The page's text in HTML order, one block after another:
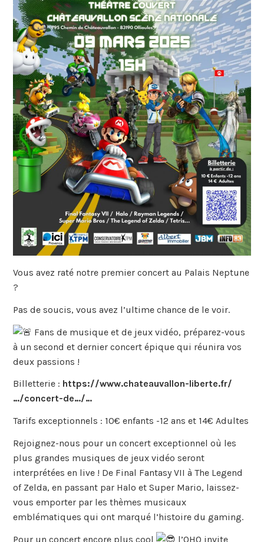
Vous avez raté notre premier concert au Palais Neptune
?
Pas de soucis, vous avez l’ultime chance de le voir.
Fans de musique et de jeux vidéo, préparez-vous
à un second et dernier concert épique qui réunira vos
deux passions !
Billetterie : https://www.chateauvallon-liberte.fr/
…/concert-de…/…
Tarifs exceptionnels : 10€ enfants -12 ans et 14€ Adultes
Rejoignez-nous pour un concert exceptionnel où les
plus grandes musiques de jeux vidéo seront
interprétées en live ! De Final Fantasy VII à The Legend
of Zelda, en passant par Halo et Super Mario, laissez-
vous emporter par les thèmes musicaux
emblématiques qui ont marqué l’histoire du gaming.
Pour un concert encore plus cool
l’OHO invite